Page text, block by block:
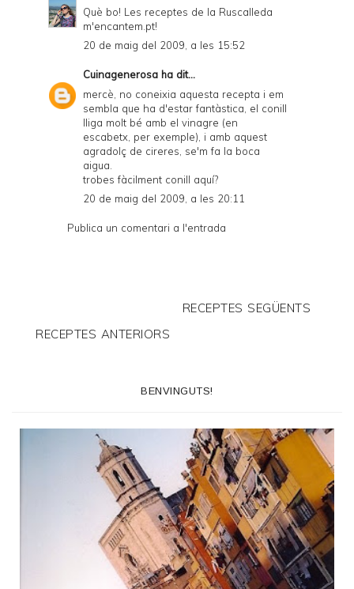
Què bo! Les receptes de la Ruscalleda
m'encantem.pt!
20 de maig del 2009, a les 15:52
Cuinagenerosa ha dit...
mercè, no coneixia aquesta recepta i em
sembla que ha d'estar fantàstica, el conill
lliga molt bé amb el vinagre (en
escabetx, per exemple), i amb aquest
agradolç de cireres, se'm fa la boca
aigua.
trobes fàcilment conill aquí?
20 de maig del 2009, a les 20:11
Publica un comentari a l'entrada
RECEPTES SEGÜENTS
RECEPTES ANTERIORS
BENVINGUTS!